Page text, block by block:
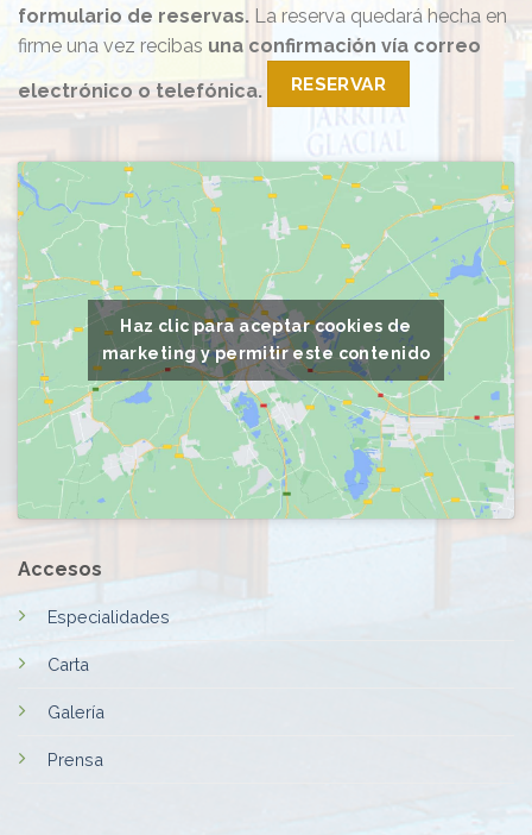
Haz clic para aceptar cookies de
marketing y permitir este contenido
Accesos
Especialidades
Carta
Galería
Prensa
formulario de reservas. La reserva quedará hecha en
firme una vez recibas una confirmación vía correo
electrónico o telefónica. RESERVAR